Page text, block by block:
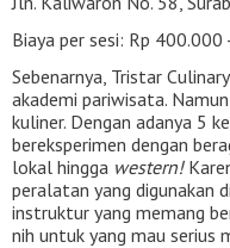
Biaya per sesi: Rp
Sebenarnya, Tristar
akademi pariwisata.
kuliner. Dengan adanya 5
bereksperimen dengan
lokal hingga western!
peralatan yang digunakan
instruktur yang memang
nih untuk yang mau serius